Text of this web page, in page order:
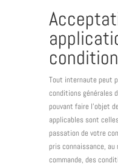
Tout internaute peut
conditions générales
pouvant faire l’objet
applicables sont
passation de votre
pris connaissance, au
commande, des